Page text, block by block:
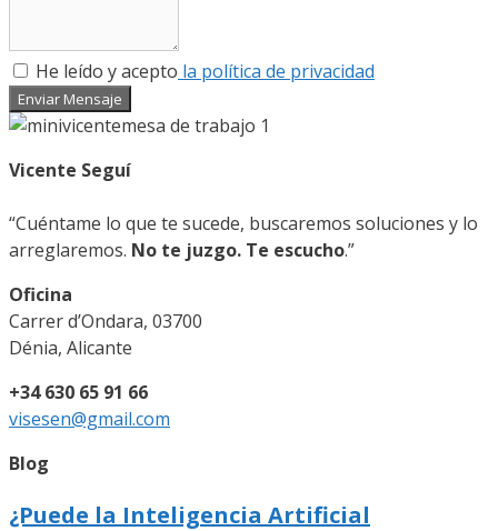
He leído y acepto la política de privacidad
Enviar Mensaje
Vicente Seguí
“Cuéntame lo que te sucede, buscaremos soluciones y lo
arreglaremos. No te juzgo. Te escucho.”
Oficina
Carrer d’Ondara, 03700
Dénia, Alicante
+34 630 65 91 66
visesen@gmail.com
Blog
¿Puede la Inteligencia Artificial